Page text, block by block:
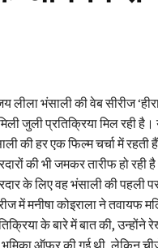
लीला भंसाली की वेब सीरीज
जुली प्रतिक्रिया मिल रही
की हर एक फिल्म चर्चा में रहती
की भी जमकर तारीफ हो रही
के लिए वह भंसाली की पहली
में मनीषा कोइराला ने तवायफ
के बारे में बात की,
ऑफर की गई थी, लेकिन